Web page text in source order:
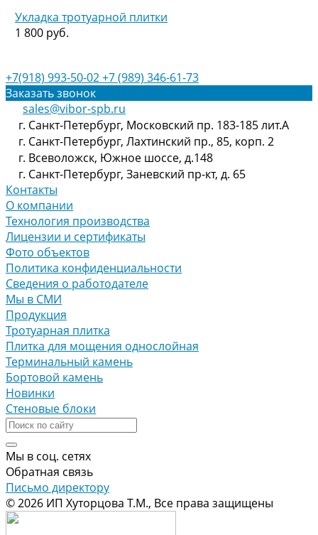
Укладка тротуарной плитки
1 800 руб.
+7(918) 993-50-02+7 (989) 346-61-73
Заказать звонок
sales@vibor-spb.ru
г. Санкт-Петербург, Московский пр. 183-185 лит.А
г. Санкт-Петербург, Лахтинский пр., 85, корп. 2
г. Всеволожск, Южное шоссе, д.148
г. Санкт-Петербург, Заневский пр-кт, д. 65
Контакты
О компании
Технология производства
Лицензии и сертификаты
Фото объектов
Политика конфиденциальности
Сведения о работодателе
Мы в СМИ
Продукция
Тротуарная плитка
Плитка для мощения однослойная
Терминальный камень
Бортовой камень
Новинки
Стеновые блоки
Мы в соц. сетях
Обратная связь
Письмо директору
© 2026 ИП Хуторцова Т.М., Все права защищены